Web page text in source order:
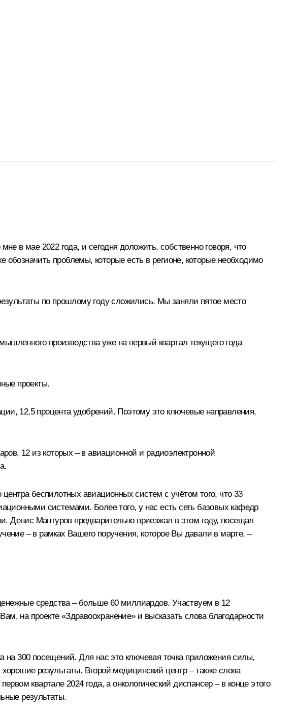
в мае 2022 года, и сегодня доложить, собственно говоря, что
обозначить проблемы, которые есть в регионе, которые необходимо
по прошлому году сложились. Мы заняли пятое место
производства уже на первый квартал текущего года
проекты.
12,5 процента удобрений. Поэтому это ключевые направления,
12 из которых – в авиационной и радиоэлектронной
беспилотных авиационных систем с учётом того, что 33
системами. Более того, у нас есть сеть базовых кафедр
Денис Мантуров предварительно приезжал в этом году, посещал
– в рамках Вашего поручения, которое Вы давали в марте, –
средства – больше 60 миллиардов. Участвуем в 12
на проекте «Здравоохранение» и высказать слова благодарности
на 300 посещений. Для нас это ключевая точка приложения силы,
результаты. Второй медицинский центр – также слова
квартале 2024 года, а онкологический диспансер – в конце этого
результаты.